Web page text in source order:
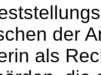
der
als